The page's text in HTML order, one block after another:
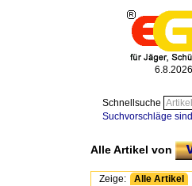
Schnellsuche
Suchvorschläge sind
Alle Artikel von
Zeige: Alle Artikel